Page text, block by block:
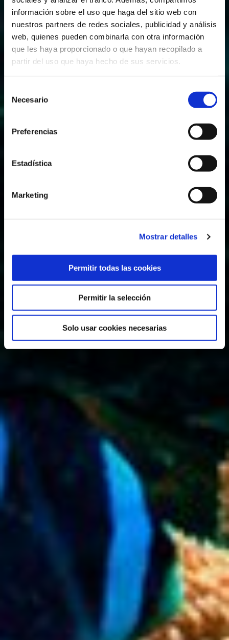
información sobre el uso que haga del sitio web con
nuestros partners de redes sociales, publicidad y análisis
web, quienes pueden combinarla con otra información
que les haya proporcionado o que hayan recopilado a
partir del uso que haya hecho de sus servicios.
Necesario
Preferencias
Estadística
Marketing
Mostrar detalles
Permitir todas las cookies
Permitir la selección
Solo usar cookies necesarias